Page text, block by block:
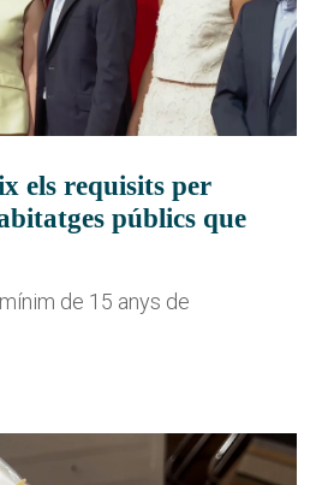
els requisits per
públics que
de 15 anys de